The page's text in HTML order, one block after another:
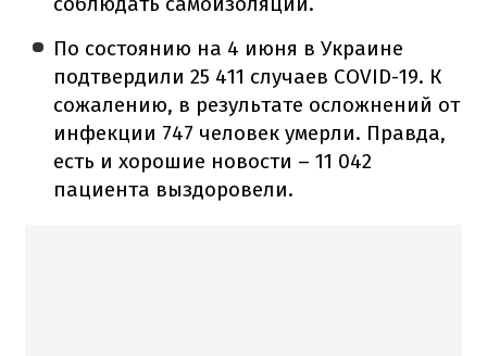
По состоянию на 4 июня в Украине
подтвердили 25 411 случаев COVID-19. К
сожалению, в результате осложнений от
инфекции 747 человек умерли. Правда,
есть и хорошие новости – 11 042
пациента выздоровели.